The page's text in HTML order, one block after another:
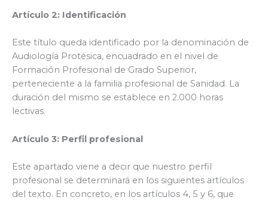
Artículo 2: Identificación
Este título queda identificado por la denominación de
Audiología Protésica, encuadrado en el nivel de
Formación Profesional de Grado Superior,
perteneciente a la familia profesional de Sanidad. La
duración del mismo se establece en 2.000 horas
lectivas.
Artículo 3: Perfil profesional
Este apartado viene a decir que nuestro perfil
profesional se determinará en los siguientes artículos
del texto. En concreto, en los artículos 4, 5 y 6, que